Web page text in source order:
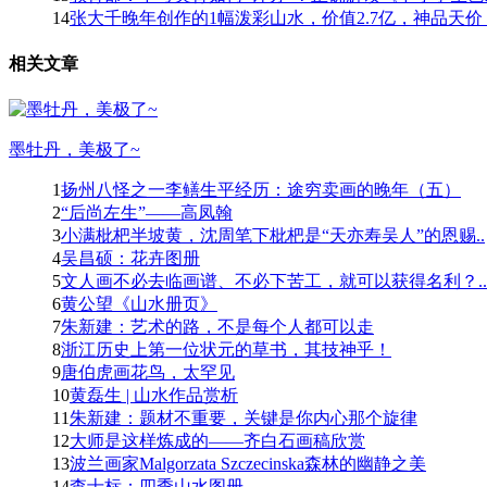
14张大千晚年创作的1幅泼彩山水，价值2.7亿，神品天价
相关文章
墨牡丹，美极了~
1扬州八怪之一李鳝生平经历：途穷卖画的晚年（五）
2“后尚左生”——高凤翰
3小满枇杷半坡黄，沈周笔下枇杷是“天亦寿吴人”的恩赐..
4吴昌硕：花卉图册
5文人画不必去临画谱、不必下苦工，就可以获得名利？..
6黄公望《山水册页》
7朱新建：艺术的路，不是每个人都可以走
8浙江历史上第一位状元的草书，其技神乎！
9唐伯虎画花鸟，太罕见
10黄磊生 | 山水作品赏析
11朱新建：题材不重要，关键是你内心那个旋律
12大师是这样炼成的——齐白石画稿欣赏
13波兰画家Malgorzata Szczecinska森林的幽静之美